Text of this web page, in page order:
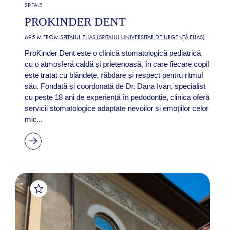
SPITALE
PROKINDER DENT
695 M FROM SPITALUL ELIAS (SPITALUL UNIVERSITAR DE URGENȚĂ ELIAS)
ProKinder Dent este o clinică stomatologică pediatrică
cu o atmosferă caldă și prietenoasă, în care fiecare copil
este tratat cu blândețe, răbdare și respect pentru ritmul
său. Fondată și coordonată de Dr. Dana Ivan, specialist
cu peste 18 ani de experiență în pedodonție, clinica oferă
servicii stomatologice adaptate nevoilor și emoțiilor celor
mic...